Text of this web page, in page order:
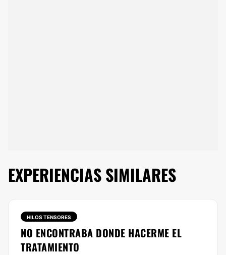
EXPERIENCIAS SIMILARES
HILOS TENSORES
NO ENCONTRABA DONDE HACERME EL
TRATAMIENTO